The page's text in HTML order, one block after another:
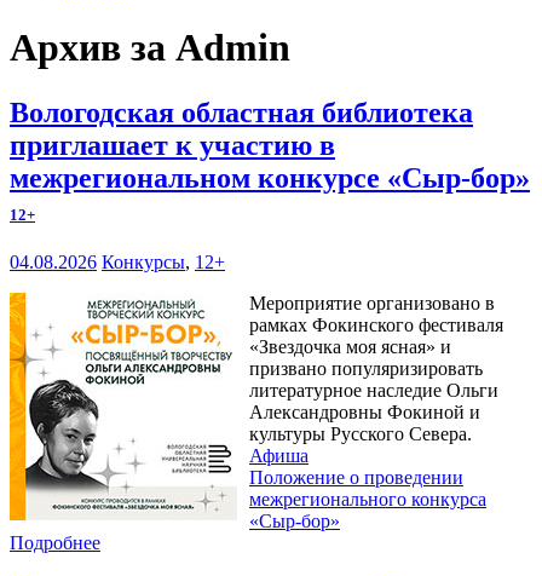
Архив за Admin
Вологодская областная библиотека
приглашает к участию в
межрегиональном конкурсе «Сыр-бор»
12+
04.08.2026 Конкурсы, 12+
Мероприятие организовано в
рамках Фокинского фестиваля
«Звездочка моя ясная» и
призвано популяризировать
литературное наследие Ольги
Александровны Фокиной и
культуры Русского Севера.
Афиша
Положение о проведении
межрегионального конкурса
«Сыр-бор»
Подробнее